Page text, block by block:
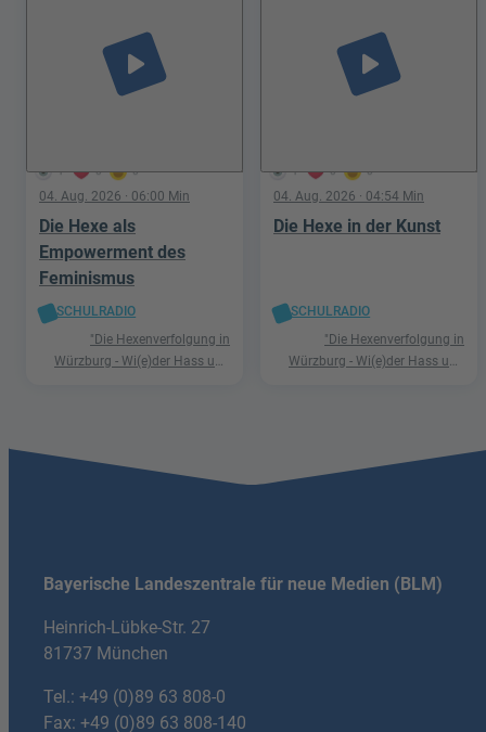
1 0 0
play_arrow
04. Aug. 2026 · 06:00 Min
Die Hexe als
Empowerment des
Feminismus
SCHULRADIO
"Die Hexenverfolgung in
Würzburg - Wi(e)der Hass und
1 0 0
play_arrow
04. Aug. 2026 · 04:54 Min
Die Hexe in der Kunst
SCHULRADIO
"Die Hexenverfolgung in
Würzburg - Wi(e)der Hass und
Bayerische Landeszentrale für neue Medien (BLM)
Heinrich-Lübke-Str. 27
81737 München
Tel.: +49 (0)89 63 808-0
Fax: +49 (0)89 63 808-140